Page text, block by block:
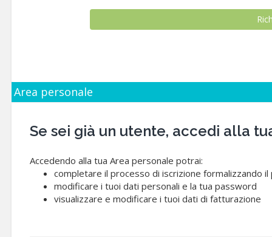
Area personale
Se sei già un utente, accedi alla tua
Accedendo alla tua Area personale potrai:
completare il processo di iscrizione formalizzando
modificare i tuoi dati personali e la tua password
visualizzare e modificare i tuoi dati di fatturazione